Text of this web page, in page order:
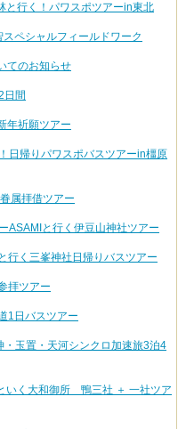
と行く！パワスポツアーin東北
ペシャルフィールドワーク
てのお知らせ
日間
年祈願ツアー
日帰りパワスポバスツアーin橿原
属拝借ツアー
ASAMIと行く伊豆山神社ツアー
行く三峯神社日帰りバスツアー
拝ツアー
1日バスツアー
玉置・天河シンクロ加速旅3泊4
いく大和御所 鴨三社 ＋ 一社ツア